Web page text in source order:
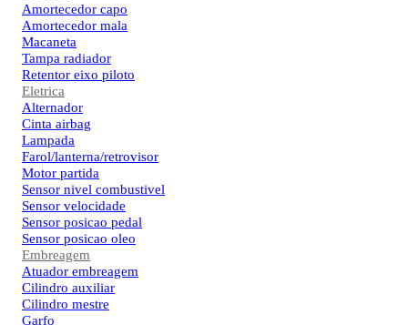
Amortecedor capo
Amortecedor mala
Macaneta
Tampa radiador
Retentor eixo piloto
Eletrica
Alternador
Cinta airbag
Lampada
Farol/lanterna/retrovisor
Motor partida
Sensor nivel combustivel
Sensor velocidade
Sensor posicao pedal
Sensor posicao oleo
Embreagem
Atuador embreagem
Cilindro auxiliar
Cilindro mestre
Garfo